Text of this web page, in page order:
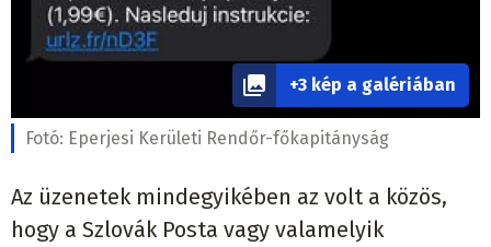
+3 kép a galériában
Fotó: Eperjesi Kerületi Rendőr-főkapitányság
Az üzenetek mindegyikében az volt a közös,
hogy a Szlovák Posta vagy valamelyik